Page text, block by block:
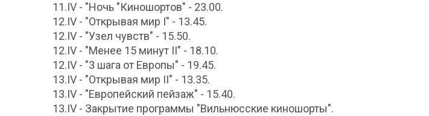
11.IV - "Ночь "Киношортов" - 23.00.
12.IV - "Открывая мир I" - 13.45.
12.IV - "Узел чувств" - 15.50.
12.IV - "Менее 15 минут II" - 18.10.
12.IV - "3 шага от Европы" - 19.45.
13.IV - "Открывая мир II" - 13.35.
13.IV - "Европейский пейзаж" - 15.40.
13.IV - Закрытие программы "Вильнюсские киношорты".